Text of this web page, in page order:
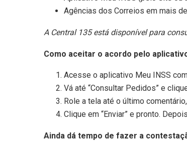
Agências dos Correios em mais
A Central 135 está disponível para
Como aceitar o acordo pelo
Acesse o aplicativo Meu INSS
Vá até “Consultar Pedidos” e
Role a tela até o último
Clique em “Enviar” e pronto.
Ainda dá tempo de fazer a